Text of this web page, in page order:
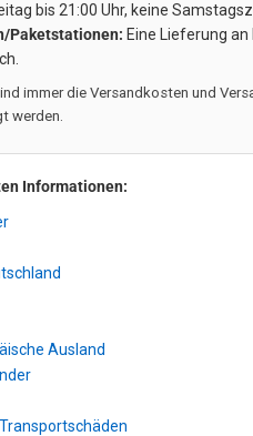
bis 21:00 Uhr, keine
Paketstationen: Eine Lieferung
immer die Versandkosten und
werden.
Informationen:
Ausland